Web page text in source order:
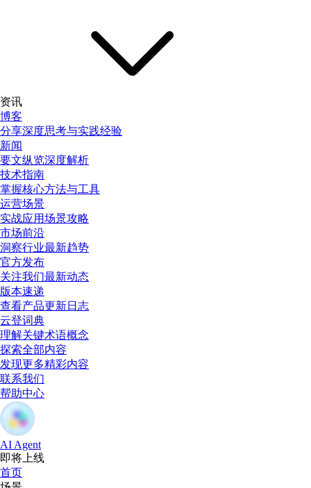
资讯
博客
分享深度思考与实践经验
新闻
要文纵览深度解析
技术指南
掌握核心方法与工具
运营场景
实战应用场景攻略
市场前沿
洞察行业最新趋势
官方发布
关注我们最新动态
版本速递
查看产品更新日志
云登词典
理解关键术语概念
探索全部内容
发现更多精彩内容
联系我们
帮助中心
AI Agent
即将上线
首页